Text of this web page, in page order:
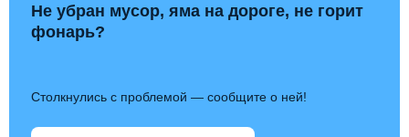
Не убран мусор, яма на дороге, не горит
фонарь?
Столкнулись с проблемой — сообщите о ней!